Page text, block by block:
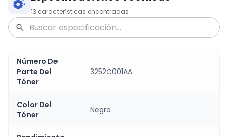
13 características encontradas
Número De
Parte Del
Tóner
3252C001AA
Color Del
Tóner
Negro